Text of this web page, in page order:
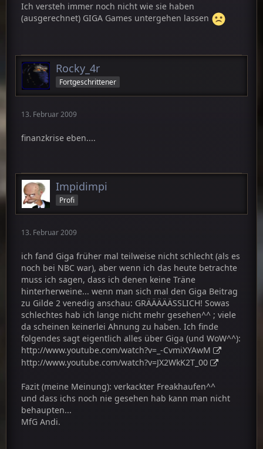
Ich versteh immer noch nicht wie sie haben
(ausgerechnet) GIGA Games untergehen lassen
Rocky_4r
Fortgeschrittener
13. Februar 2009
finanzkrise eben....
Impidimpi
Profi
13. Februar 2009
ich fand Giga früher mal teilweise nicht schlecht (als es
noch bei NBC war), aber wenn ich das heute betrachte
muss ich sagen, dass ich denen keine Träne
hinterherweine... wenn man sich mal den Giga Beitrag
zu Gilde 2 venedig anschau: GRÄÄÄÄÄSSLICH! Sowas
schlechtes hab ich lange nicht mehr gesehen^^ ; viele
da scheinen keinerlei Ahnung zu haben. Ich finde
folgendes sagt eigentlich alles über Giga (und WoW^^):
http://www.youtube.com/watch?v=_-CvmiXYAwM
http://www.youtube.com/watch?v=JX2WkK2T_00
Fazit (meine Meinung): verkackter Freakhaufen^^
und dass ichs noch nie gesehen hab kann man nicht
behaupten...
MfG Andi.